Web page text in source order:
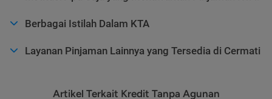
Berbagai Istilah Dalam KTA
Layanan Pinjaman Lainnya yang Tersedia di Cermati
Artikel Terkait Kredit Tanpa Agunan